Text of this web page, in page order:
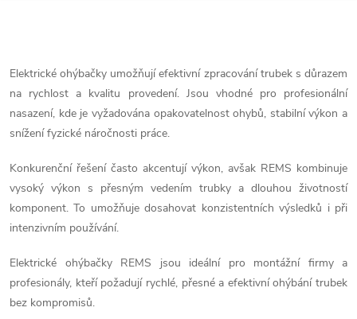
v
l
á
d
a
c
í
p
Elektrické ohýbačky umožňují efektivní zpracování trubek s důrazem
na rychlost a kvalitu provedení. Jsou vhodné pro profesionální
nasazení, kde je vyžadována opakovatelnost ohybů, stabilní výkon a
snížení fyzické náročnosti práce.
Konkurenční řešení často akcentují výkon, avšak REMS kombinuje
vysoký výkon s přesným vedením trubky a dlouhou životností
komponent. To umožňuje dosahovat konzistentních výsledků i při
intenzivním používání.
Elektrické ohýbačky REMS jsou ideální pro montážní firmy a
profesionály, kteří požadují rychlé, přesné a efektivní ohýbání trubek
bez kompromisů.